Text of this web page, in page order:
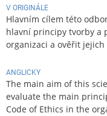
V ORIGINÁLE
Hlavním cílem této
hlavní principy tvorby a
organizaci a ověřit
ANGLICKY
The main aim of this
evaluate the main
Code of Ethics in the